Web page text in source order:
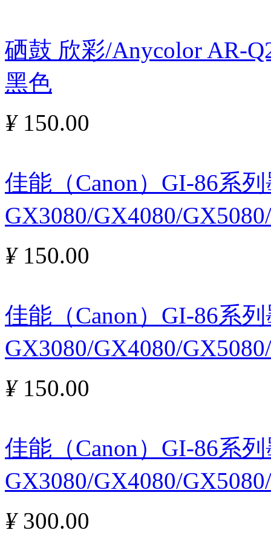
硒鼓 欣彩/Anycolor AR-
黑色
¥150.00
佳能（Canon）GI-86系
GX3080/GX4080/
¥150.00
佳能（Canon）GI-86系
GX3080/GX4080/
¥150.00
佳能（Canon）GI-86系
GX3080/GX4080/
¥300.00